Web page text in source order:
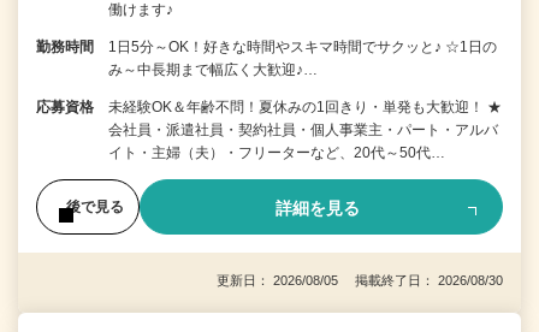
働けます♪
勤務時間
1日5分～OK！好きな時間やスキマ時間でサクッと♪ ☆1日の
み～中長期まで幅広く大歓迎♪…
応募資格
未経験OK＆年齢不問！夏休みの1回きり・単発も大歓迎！ ★
会社員・派遣社員・契約社員・個人事業主・パート・アルバ
イト・主婦（夫）・フリーターなど、20代～50代…
後で見る 詳細を見る
更新日： 2026/08/05 掲載終了日： 2026/08/30